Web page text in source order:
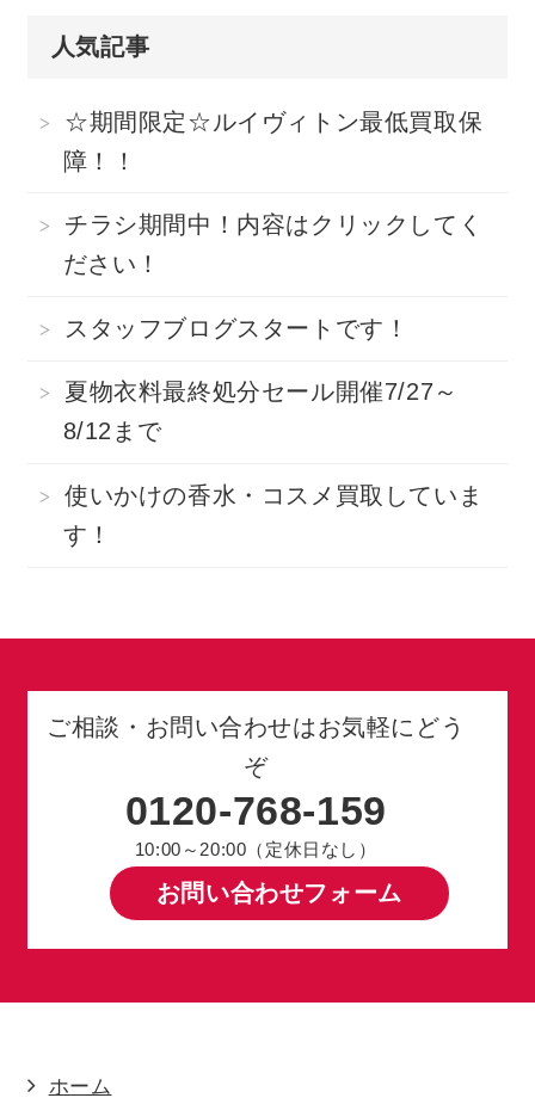
人気記事
☆期間限定☆ルイヴィトン最低買取保
障！！
チラシ期間中！内容はクリックしてく
ださい！
スタッフブログスタートです！
夏物衣料最終処分セール開催7/27～
8/12まで
使いかけの香水・コスメ買取していま
す！
ご相談・お問い合わせはお気軽にどう
ぞ
0120-768-159
10:00～20:00（定休日なし）
お問い合わせフォーム
ホーム